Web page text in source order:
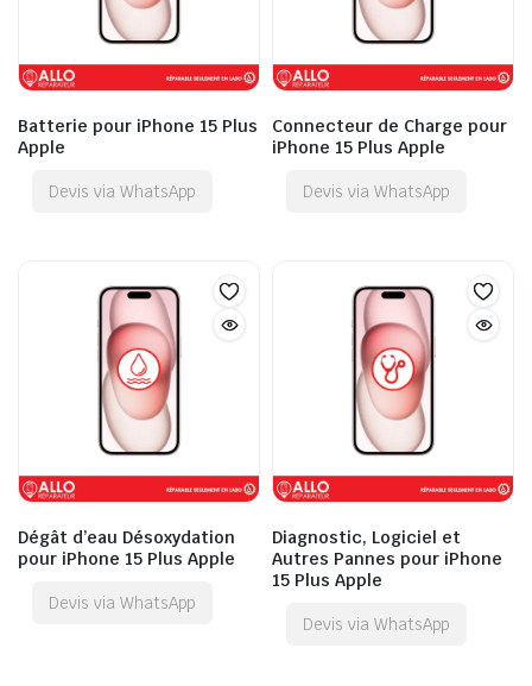
Batterie pour iPhone 15 Plus
Apple
Devis via WhatsApp
Connecteur de Charge pour
iPhone 15 Plus Apple
Devis via WhatsApp
Dégât d’eau Désoxydation
pour iPhone 15 Plus Apple
Devis via WhatsApp
Diagnostic, Logiciel et
Autres Pannes pour iPhone
15 Plus Apple
Devis via WhatsApp